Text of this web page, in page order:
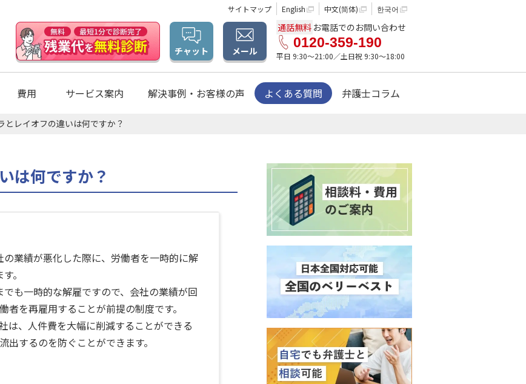
サイトマップ English 中文(简体) 한국어
チャット メール
通話無料 お電話でのお問い合わせ
0120-359-190
平日 9:30〜21:00／土日祝 9:30〜18:00
費用 サービス案内 解決事例・お客様の声 よくある質問 弁護士コラム
とレイオフの違いは何ですか？
は何ですか？
の業績が悪化した際に、労働者を一時的に解
。
でも一時的な解雇ですので、会社の業績が回
を再雇用することが前提の制度です。
は、人件費を大幅に削減することができる
出するのを防ぐことができます。